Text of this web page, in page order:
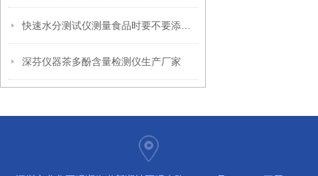
深芬仪器茶多酚含量检测仪生产厂家